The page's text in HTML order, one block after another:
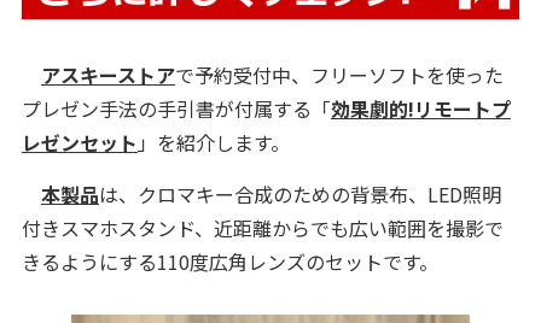
アスキーストアで予約受付中、フリーソフトを使った
プレゼン手法の手引書が付属する「効果劇的!リモートプ
レゼンセット 」を紹介します。
本製品は、クロマキー合成のための背景布、LED照明
付きスマホスタンド、近距離からでも広い範囲を撮影で
きるようにする110度広角レンズのセットです。